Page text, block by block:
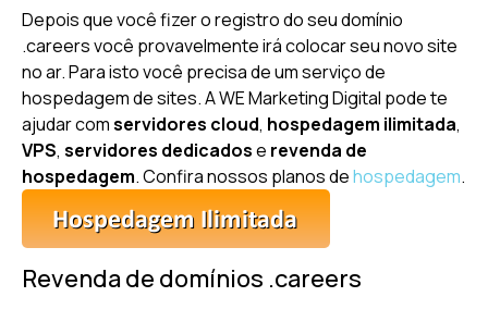
Depois que você fizer o registro do seu domínio
.careers você provavelmente irá colocar seu novo site
no ar. Para isto você precisa de um serviço de
hospedagem de sites. A WE Marketing Digital pode te
ajudar comservidores cloud, hospedagem ilimitada,
VPS, servidores dedicadose revenda de
hospedagem. Confira nossos planos dehospedagem.
Revenda de domínios .careers